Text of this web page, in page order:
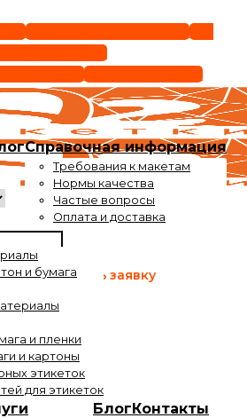
МСК +7(495) 215-25-87
РФ
215-25-87 8(800) 301-91-29
Оставить заявку
Справочная информация
Требования к макетам
Нормы качества
Частые вопросы
Оплата и доставка
и бумага
и пленки
и картоны
этикеток
для этикеток
БлогКонтакты